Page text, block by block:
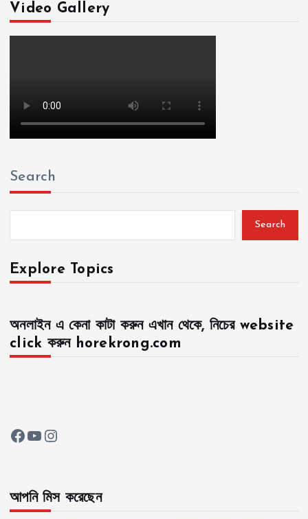
Video Gallery
Search
Search
Explore Topics
অনলাইন এ কেনা কাটা করুন এখান থেকে, নিচের website
click করুন horekrong.com
Facebook YouTube Instagram
আপনি মিস করেছেন